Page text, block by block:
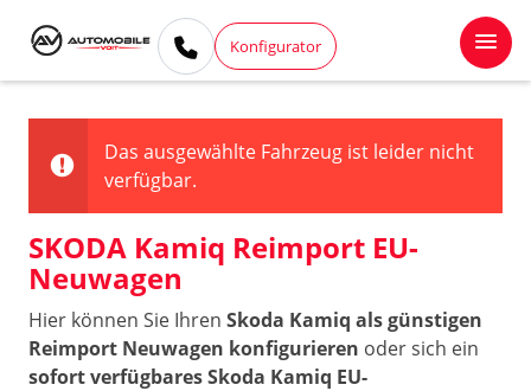
Konfigurator
Das ausgewählte Fahrzeug ist leider nicht
verfügbar.
SKODA Kamiq Reimport EU-
Neuwagen
Hier können Sie Ihren Skoda Kamiq als günstigen
Reimport Neuwagen konfigurieren oder sich ein
sofort verfügbares Skoda Kamiq EU-